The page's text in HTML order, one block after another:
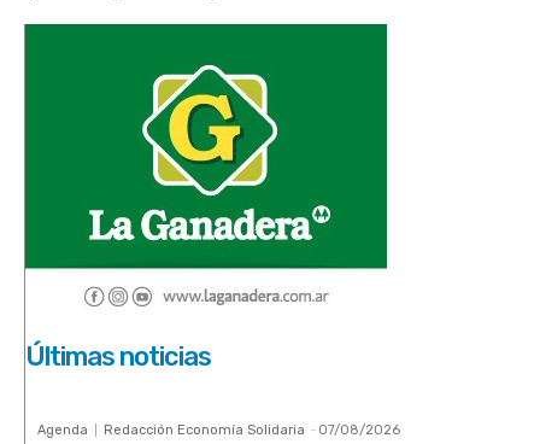
Últimas noticias
Agenda Redacción Economía Solidaria - 07/08/2026